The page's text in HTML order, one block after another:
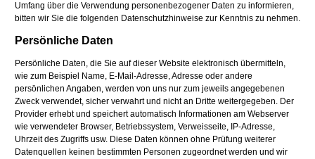
Umfang über die Verwendung personenbezogener Daten zu informieren,
bitten wir Sie die folgenden Datenschutzhinweise zur Kenntnis zu nehmen.
Persönliche Daten
Persönliche Daten, die Sie auf dieser Website elektronisch übermitteln,
wie zum Beispiel Name, E-Mail-Adresse, Adresse oder andere
persönlichen Angaben, werden von uns nur zum jeweils angegebenen
Zweck verwendet, sicher verwahrt und nicht an Dritte weitergegeben. Der
Provider erhebt und speichert automatisch Informationen am Webserver
wie verwendeter Browser, Betriebssystem, Verweisseite, IP-Adresse,
Uhrzeit des Zugriffs usw. Diese Daten können ohne Prüfung weiterer
Datenquellen keinen bestimmten Personen zugeordnet werden und wir